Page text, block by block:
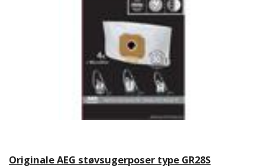
Originale AEG støvsugerposer type GR28S